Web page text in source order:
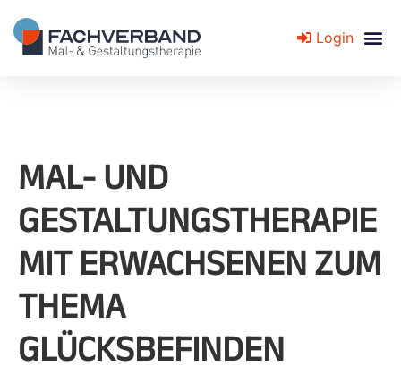
Login
MAL- UND
GESTALTUNGSTHERAPIE
MIT ERWACHSENEN ZUM
THEMA
GLÜCKSBEFINDEN